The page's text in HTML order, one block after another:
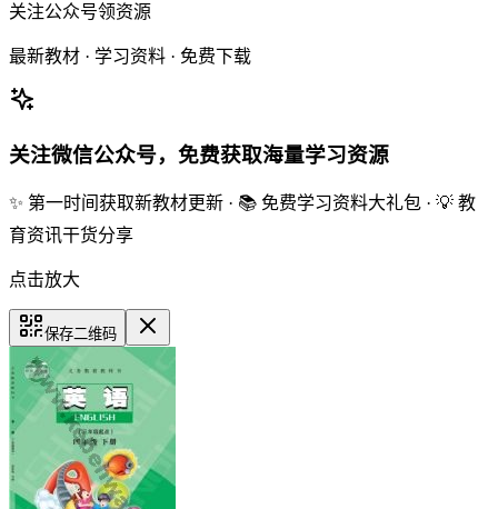
关注公众号领资源
最新教材 · 学习资料 · 免费下载
关注微信公众号，免费获取海量学习资源
✨ 第一时间获取新教材更新 · 📚 免费学习资料大礼包 · 💡 教
育资讯干货分享
点击放大
保存二维码